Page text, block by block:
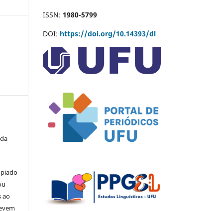
ao
ISSN: 1980-5799
DOI: https://doi.org/10.14393/dl